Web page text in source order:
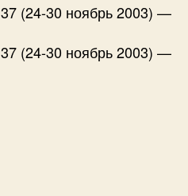
(24-30 ноябрь 2003) —
(24-30 ноябрь 2003) —